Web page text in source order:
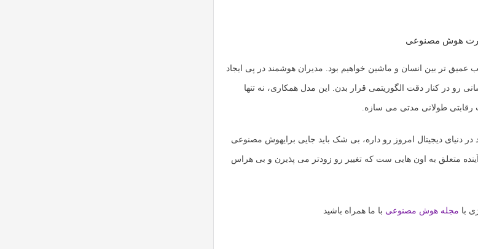
قدرت هوش مصنوعی
عمیق تر بین انسان و ماشین خواهیم بود. مدیران هوشمند در پی ایجاد
رو در کنار دقت الگوریتمی قرار بدن. این مدل همکاری، نه تنها
رقابتی طولانی مدتی می سازه.
دنیای دیجیتال امروز رو داره، بی شک باید جایی برایهوش مصنوعی
متعلق به اون هایی ست که تغییر رو زودتر می پذیرن و بی هراس
با مجله هوش مصنوعی با ما همراه باشید